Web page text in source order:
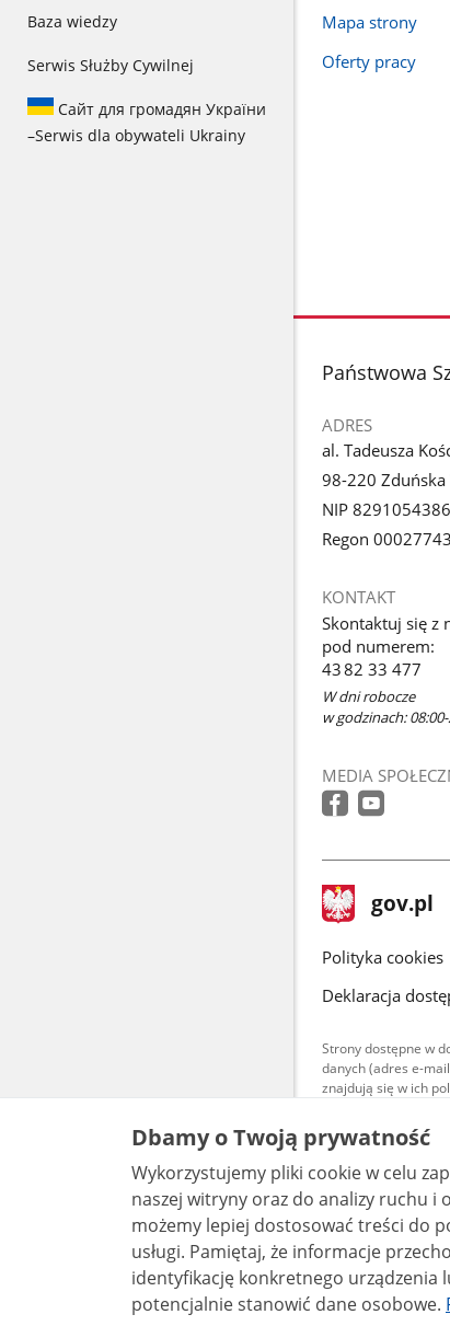
Baza wiedzy
Serwis Służby Cywilnej
Сайт для громадян України
–Serwis dla obywateli Ukrainy
Mapa strony
Oferty pracy
stopka
Państwowa
ADRES
al. Tadeusza
98-220 Zduńska
NIP 8291054386
Regon
KONTAKT
Skontaktuj się z
pod numerem:
43 82 33 477
W dni robocze
w godzinach:
MEDIA
stopka
gov.pl Strona
gov.pl
gov.pl
Polityka cookies
Deklaracja
Strony dostępne w
danych (adres e-
znajdują się w ich
są
bez
Dbamy o Twoją prywatność
Wykorzystujemy pliki cookie w celu
naszej witryny oraz do analizy ruchu i
możemy lepiej dostosować treści do
usługi. Pamiętaj, że informacje przechowywane w plikach cookie mogą pozwalać na
identyfikację konkretnego urządzenia
potencjalnie stanowić dane osobowe.